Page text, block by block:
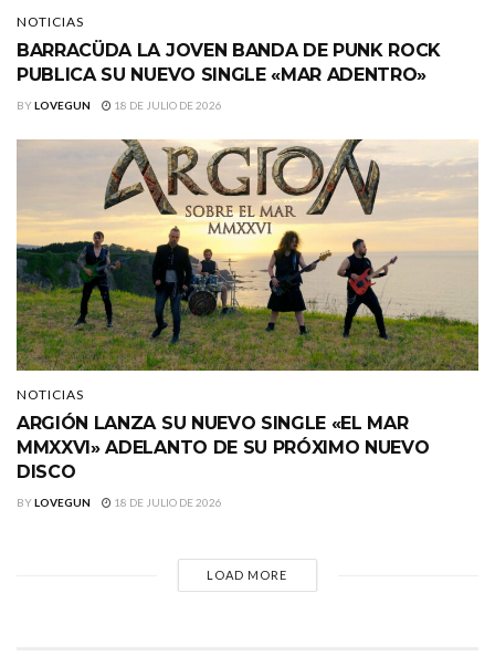
NOTICIAS
BARRACÜDA LA JOVEN BANDA DE PUNK ROCK
PUBLICA SU NUEVO SINGLE «MAR ADENTRO»
BYLOVEGUN 18 DE JULIO DE 2026
NOTICIAS
ARGIÓN LANZA SU NUEVO SINGLE «EL MAR
MMXXVI» ADELANTO DE SU PRÓXIMO NUEVO
DISCO
BYLOVEGUN 18 DE JULIO DE 2026
LOAD MORE